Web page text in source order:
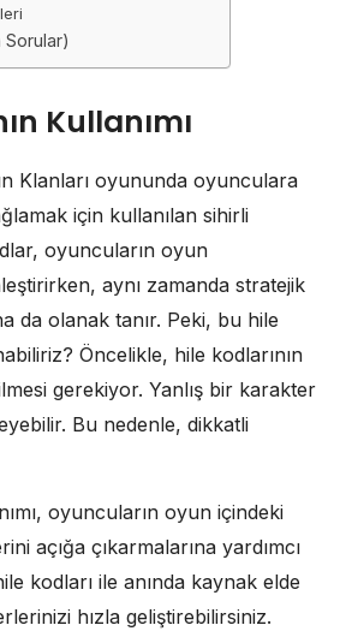
Sorular)
Kullanımı
Klanları oyununda oyunculara
için kullanılan sihirli
oyuncuların oyun
aynı zamanda stratejik
da olanak tanır. Peki, bu hile
Öncelikle, hile kodlarının
gerekiyor. Yanlış bir karakter
Bu nedenle, dikkatli
oyuncuların oyun içindeki
açığa çıkarmalarına yardımcı
kodları ile anında kaynak elde
hızla geliştirebilirsiniz.